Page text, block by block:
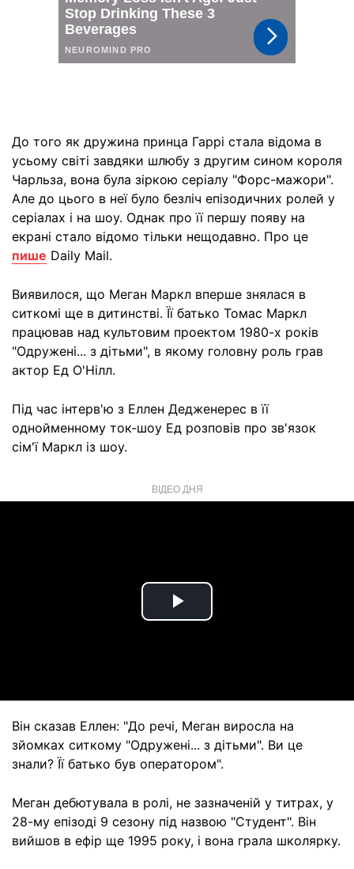
До того як дружина принца Гаррі стала відома в
усьому світі завдяки шлюбу з другим сином короля
Чарльза, вона була зіркою серіалу "Форс-мажори".
Але до цього в неї було безліч епізодичних ролей у
серіалах і на шоу. Однак про її першу появу на
екрані стало відомо тільки нещодавно. Про це
пише Daily Mail.
Виявилося, що Меган Маркл вперше знялася в
ситкомі ще в дитинстві. Її батько Томас Маркл
працював над культовим проектом 1980-х років
"Одружені... з дітьми", в якому головну роль грав
актор Ед О'Нілл.
Під час інтерв'ю з Еллен Дедженерес в її
однойменному ток-шоу Ед розповів про зв'язок
сім'ї Маркл із шоу.
ВІДЕО ДНЯ
Play
Він сказав Еллен: "До речі, Меган виросла на
зйомках ситкому "Одружені... з дітьми". Ви це
знали? Її батько був оператором".
Меган дебютувала в ролі, не зазначеній у титрах, у
28-му епізоді 9 сезону під назвою "Студент". Він
вийшов в ефір ще 1995 року, і вона грала школярку.